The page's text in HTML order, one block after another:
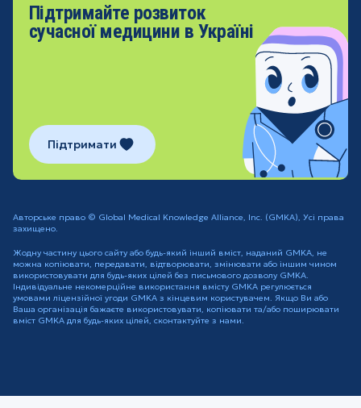
Авторське право © Global Medical Knowledge Alliance, Inc. (GMKA), Усі права
захищено.
Жодну частину цього сайту або будь-який інший вміст, наданий GMKA, не
можна копіювати, передавати, відтворювати, змінювати або іншим чином
використовувати для будь-яких цілей без письмового дозволу GMKA.
Індивідуальне некомерційне використання вмісту GMKA регулюється
умовами ліцензійної угоди GMKA з кінцевим користувачем. Якщо Ви або
Ваша організація бажаєте використовувати, копіювати та/або поширювати
вміст GMKA для будь-яких цілей, сконтактуйте з нами.
Підтримайте розвиток
сучасної медицини в Україні
Підтримати